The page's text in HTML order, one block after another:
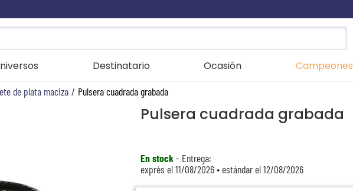
Destinatario Ocasión Campeones
de plata maciza / Pulsera cuadrada grabada
Pulsera cuadrada grabada
En stock- Entrega:
exprés el 11/08/2026 • estándar el 12/08/2026